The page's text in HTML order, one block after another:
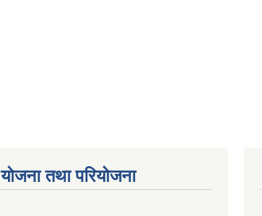
योजना तथा परियोजना